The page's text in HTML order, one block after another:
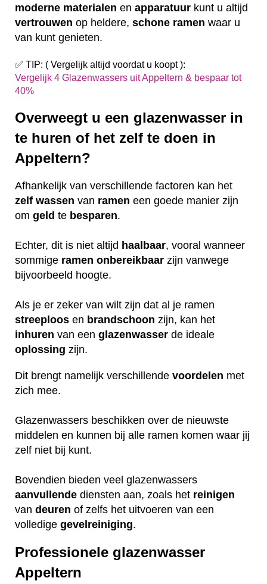
moderne materialen en apparatuur kunt u altijd
vertrouwen op heldere, schone ramen waar u
van kunt genieten.
✅ TIP: ( Vergelijk altijd voordat u koopt ):
Vergelijk 4 Glazenwassers uit Appeltern & bespaar tot
40%
Overweegt u een glazenwasser in
te huren of het zelf te doen in
Appeltern?
Afhankelijk van verschillende factoren kan het
zelf wassen van ramen een goede manier zijn
om geld te besparen.
Echter, dit is niet altijd haalbaar, vooral wanneer
sommige ramen onbereikbaar zijn vanwege
bijvoorbeeld hoogte.
Als je er zeker van wilt zijn dat al je ramen
streeploos en brandschoon zijn, kan het
inhuren van een glazenwasser de ideale
oplossing zijn.
Dit brengt namelijk verschillende voordelen met
zich mee.
Glazenwassers beschikken over de nieuwste
middelen en kunnen bij alle ramen komen waar jij
zelf niet bij kunt.
Bovendien bieden veel glazenwassers
aanvullende diensten aan, zoals het reinigen
van deuren of zelfs het uitvoeren van een
volledige gevelreiniging.
Professionele glazenwasser
Appeltern